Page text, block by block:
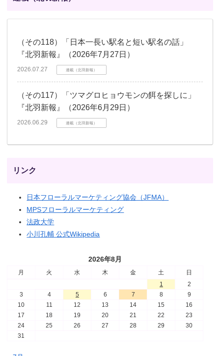
（その118）「日本一長い駅名と短い駅名の話」
『北羽新報』（2026年7月27日）
2026.07.27 連載（北羽新報）
（その117）「ツマグロヒョウモンの餌を探しに」
『北羽新報』（2026年6月29日）
2026.06.29 連載（北羽新報）
リンク
日本フローラルマーケティング協会（JFMA）
MPSフローラルマーケティング
法政大学
小川孔輔 公式Wikipedia
2026年8月
月 火 水 木 金 土
日
1
2
3
4 5 6 7 8
9
10
11 12 13 14 15
16
17
18 19 20 21 22
23
24
25 26 27 28 29
30
31